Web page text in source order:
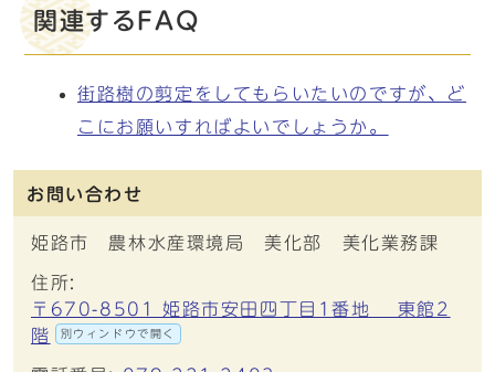
関連するFAQ
街路樹の剪定をしてもらいたいのですが、ど
こにお願いすればよいでしょうか。
お問い合わせ
姫路市 農林水産環境局 美化部 美化業務課
住所:
〒670-8501 姫路市安田四丁目1番地 東館2
階
別ウィンドウで開く